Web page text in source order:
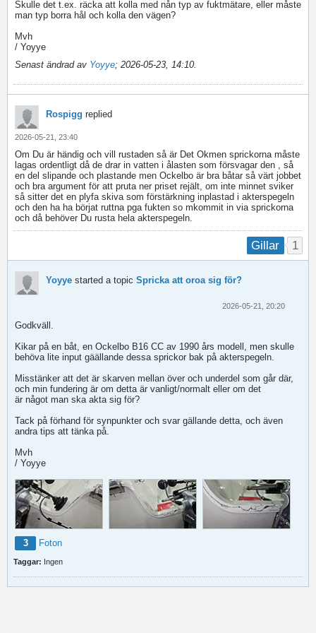
Skulle det t.ex. räcka att kolla med nån typ av fuktmätare, eller måste
man typ borra hål och kolla den vägen?
Mvh
/ Yoyye
Senast ändrad av Yoyye; 2026-05-23, 14:10
Rospigg replied
2026-05-21, 23:40
Om Du är händig och vill rustaden så är Det Okmen sprickorna måste
lagas ordentligt då de drar in vatten i ålasten som försvagar den , så
en del slipande och plastande men Ockelbo är bra båtar så värt jobbet
och bra argument för att pruta ner priset rejält, om inte minnet sviker
så sitter det en plyfa skiva som förstärkning inplastad i akterspegeln
och den ha ha börjat ruttna pga fukten so mkommit in via sprickorna
och då behöver Du rusta hela akterspegeln.
Gillar 1
Yoyye started a topic Spricka att oroa sig för?
2026-05-21, 20:20
Godkväll.
Kikar på en båt, en Ockelbo B16 CC av 1990 års modell, men skulle
behöva lite input gäällande dessa sprickor bak på akterspegeln.
Misstänker att det är skarven mellan över och underdel som går där,
och min fundering är om detta är vanligt/normalt eller om det
är något man ska akta sig för?
Tack på förhand för synpunkter och svar gällande detta, och även
andra tips att tänka på.
Mvh
/ Yoyye
3 Foton
Taggar: Ingen